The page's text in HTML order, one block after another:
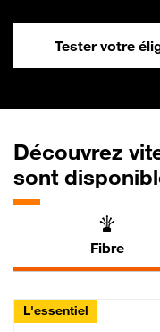
Tester votre
Découvrez
sont
Fibre
L'essentiel